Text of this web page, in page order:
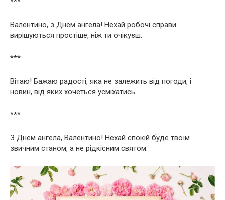
Валентино, з Днем ангела! Нехай робочі справи
вирішуються простіше, ніж ти очікуєш.
***
Вітаю! Бажаю радості, яка не залежить від погоди, і
новин, від яких хочеться усміхатись.
***
З Днем ангела, Валентино! Нехай спокій буде твоїм
звичним станом, а не рідкісним святом.